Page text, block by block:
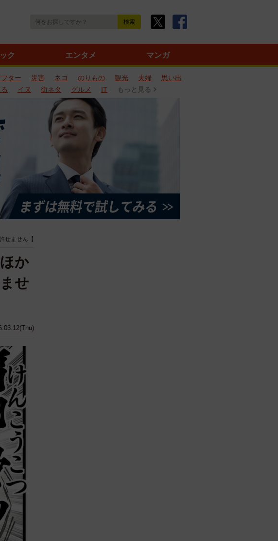
ク エンタメ マンガ
ター 災害 ネコ のりもの 観光 夫婦
思い出
イヌ 街ネタ グルメ IT もっと見る
せません【
か
せ